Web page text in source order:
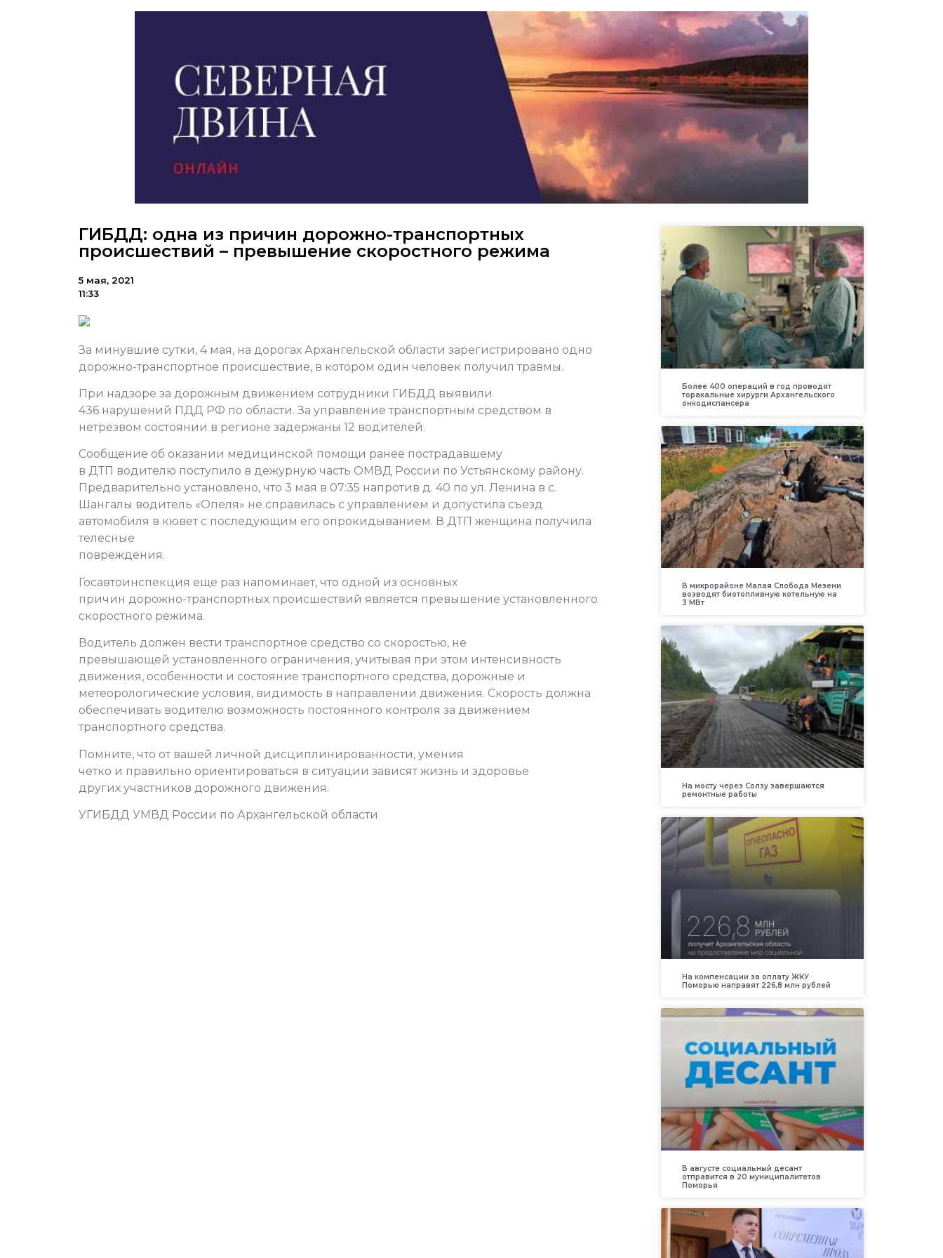
ГИБДД: одна из причин дорожно-транспортных
происшествий – превышение скоростного режима
5 мая, 2021
11:33
За минувшие сутки, 4 мая, на дорогах Архангельской области зарегистрировано одно
дорожно-транспортное происшествие, в котором один человек получил травмы.
При надзоре за дорожным движением сотрудники ГИБДД выявили
436 нарушений ПДД РФ по области. За управление транспортным средством в
нетрезвом состоянии в регионе задержаны 12 водителей.
Сообщение об оказании медицинской помощи ранее пострадавшему
в ДТП водителю поступило в дежурную часть ОМВД России по Устьянскому району.
Предварительно установлено, что 3 мая в 07:35 напротив д. 40 по ул. Ленина в с.
Шангалы водитель «Опеля» не справилась с управлением и допустила съезд
автомобиля в кювет с последующим его опрокидыванием. В ДТП женщина получила
телесные
повреждения.
Госавтоинспекция еще раз напоминает, что одной из основных
причин дорожно-транспортных происшествий является превышение установленного
скоростного режима.
Водитель должен вести транспортное средство со скоростью, не
превышающей установленного ограничения, учитывая при этом интенсивность
движения, особенности и состояние транспортного средства, дорожные и
метеорологические условия, видимость в направлении движения. Скорость должна
обеспечивать водителю возможность постоянного контроля за движением
транспортного средства.
Помните, что от вашей личной дисциплинированности, умения
четко и правильно ориентироваться в ситуации зависят жизнь и здоровье
других участников дорожного движения.
УГИБДД УМВД России по Архангельской области
Более 400 операций в год проводят
торакальные хирурги Архангельского
онкодиспансера
В микрорайоне Малая Слобода Мезени
возводят биотопливную котельную на
3 МВт
На мосту через Солзу завершаются
ремонтные работы
На компенсации за оплату ЖКУ
Поморью направят 226,8 млн рублей
В августе социальный десант
отправится в 20 муниципалитетов
Поморья